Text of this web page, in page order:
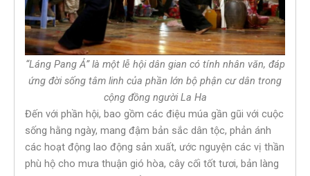
“Láng Pang Ả” là một lễ hội dân gian có tính nhân văn, đáp
ứng đời sống tâm linh của phần lớn bộ phận cư dân trong
cộng đồng người La Ha
Đến với phần hội, bao gồm các điệu múa gần gũi với cuộc
sống hằng ngày, mang đậm bản sắc dân tộc, phản ánh
các hoạt động lao động sản xuất, ước nguyện các vị thần
phù hộ cho mưa thuận gió hòa, cây cối tốt tươi, bản làng